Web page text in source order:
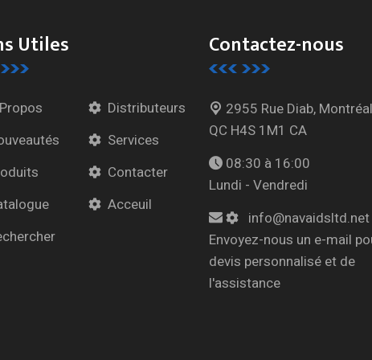
Utiles
Distributeurs
Services
Contacter
Acceuil
Contactez-nous
2955 Rue Diab, Montréal
QC H4S 1M1 CA
08:30 à 16:00
Lundi - Vendredi
info@navaidsltd.net
Envoyez-nous un e-mail
devis personnalisé et de
l'assistance